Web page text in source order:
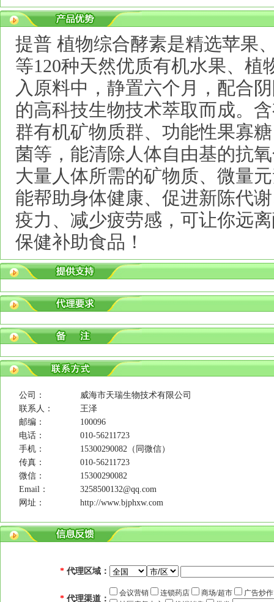
提普 植物综合酵素是精选苹果
等120种天然优质有机水果、植
入原料中，静置六个月，配合
的高科技生物技术萃取而成。
群有机矿物质群、功能性果寡
菌等，能清除人体自由基的抗
大量人体所需的矿物质、微量
能帮助身体健康、促进新陈代
疫力、减少疲劳感，可让你远
保健补助食品！
公司：
威海市天瑞生物技术有限公司
联系人：
王泽
邮编：
100096
电话：
010-56211723
手机：
15300290082（同微信）
传真：
010-56211723
微信：
15300290082
Email：
3258500132@qq.com
网址：
http://www.bjphxw.com
* 代理区域：
* 代理渠道：
会议营销 连锁药店 商场/超市
广告炒